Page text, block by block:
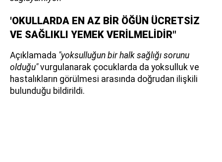
'OKULLARDA EN AZ BİR ÖĞÜN ÜCRETSİZ
VE SAĞLIKLI YEMEK VERİLMELİDİR"
Açıklamada "yoksulluğun bir halk sağlığı sorunu
olduğu"vurgulanarak çocuklarda da yoksulluk ve
hastalıkların görülmesi arasında doğrudan ilişkili
bulunduğu bildirildi.